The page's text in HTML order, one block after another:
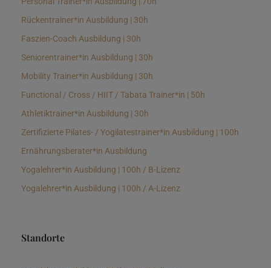
Rückentrainer*in Ausbildung | 30h
Faszien-Coach Ausbildung | 30h
Seniorentrainer*in Ausbildung | 30h
Mobility Trainer*in Ausbildung | 30h
Functional / Cross / HIIT / Tabata Trainer*in | 50h
Athletiktrainer*in Ausbildung | 30h
Zertifizierte Pilates- / Yogilatestrainer*in Ausbildung | 100h
Ernährungsberater*in Ausbildung
Yogalehrer*in Ausbildung | 100h / B-Lizenz
Yogalehrer*in Ausbildung | 100h / A-Lizenz
Standorte